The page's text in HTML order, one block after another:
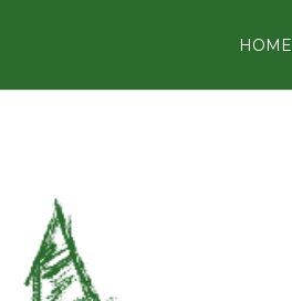
HOME